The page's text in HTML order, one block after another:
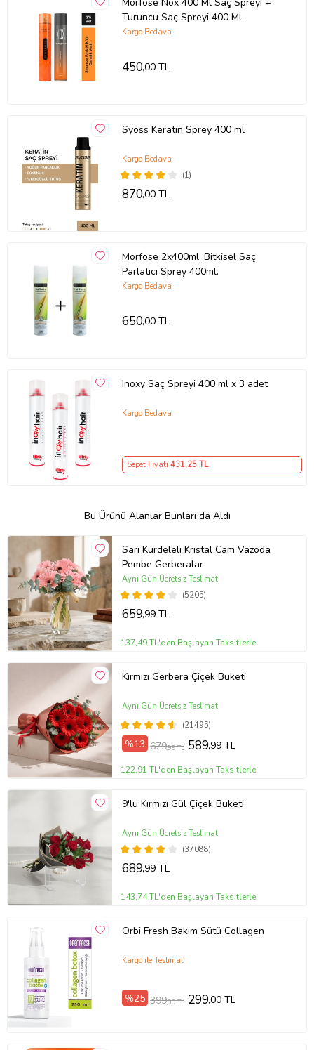
Turuncu Saç Spreyi 400 Ml
Kargo Bedava
450,00 TL
Syoss Keratin Sprey 400 ml
(1)
Kargo Bedava
870,00 TL
Morfose 2x400ml. Bitkisel Saç
Parlatıcı Sprey 400ml.
Kargo Bedava
650,00 TL
Inoxy Saç Spreyi 400 ml x 3 adet
Kargo Bedava
Sepet Fiyatı 431,25 TL
Bu Ürünü Alanlar Bunları da Aldı
Sarı Kurdeleli Kristal Cam Vazoda
Pembe Gerberalar
(5205)
Aynı Gün Ücretsiz Teslimat
659,99 TL
137,49 TL'den Başlayan Taksitlerle
Kırmızı Gerbera Çiçek Buketi
(21495)
Aynı Gün Ücretsiz Teslimat
%13 679,99 TL 589,99 TL
122,91 TL'den Başlayan Taksitlerle
9'lu Kırmızı Gül Çiçek Buketi
(37088)
Aynı Gün Ücretsiz Teslimat
689,99 TL
143,74 TL'den Başlayan Taksitlerle
Orbi Fresh Bakım Sütü Collagen
Kargo ile Teslimat
%25 399,00 TL 299,00 TL